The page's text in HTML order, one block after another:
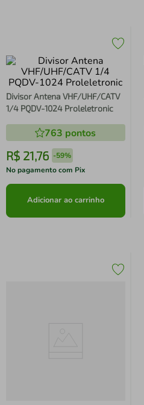
Divisor Antena VHF/UHF/CATV
1/4 PQDV-1024 Proleletronic
763 pontos
R$ 21,76 -59%
No pagamento com Pix
Adicionar ao carrinho